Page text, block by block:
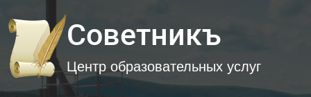
Советникъ
Центр образовательных услуг